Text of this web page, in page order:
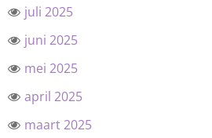
juli 2025
juni 2025
mei 2025
april 2025
maart 2025